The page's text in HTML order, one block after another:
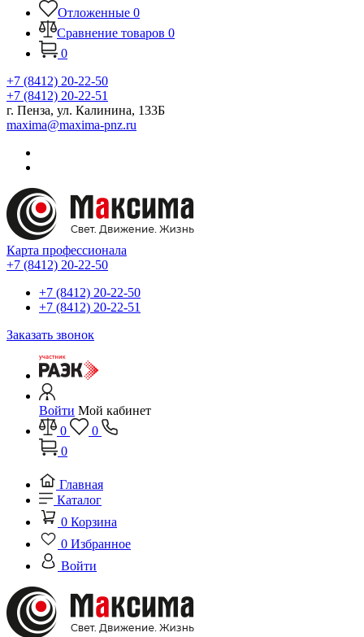
Отложенные 0
Сравнение товаров 0
0
+7 (8412) 20-22-50
+7 (8412) 20-22-51
г. Пенза, ул. Калинина, 133Б
maxima@maxima-pnz.ru
Карта профессионала
+7 (8412) 20-22-50
+7 (8412) 20-22-50
+7 (8412) 20-22-51
Заказать звонок
Войти Мой кабинет
0
0
0
Главная
Каталог
0 Корзина
0 Избранное
Войти